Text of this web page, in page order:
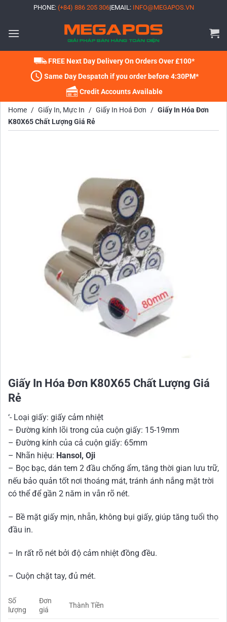
nội
PHONE: (+84) 886 205 306|EMAIL: INFO@MEGAPOS.VN
FREE Next Day Delivery On Orders Over £100*
Same Day Despatch if you order before 4:30PM*
Credit Accounts Available
Home / Giấy In, Mực In / Giấy In Hoá Đơn / Giấy In Hóa Đơn
K80X65 Chất Lượng Giá Rẻ
Giấy In Hóa Đơn K80X65 Chất Lượng Giá
Rẻ
‘- Loại giấy: giấy cảm nhiệt
– Đường kính lõi trong của cuộn giấy: 15-19mm
– Đường kính của cả cuộn giấy: 65mm
– Nhãn hiệu: Hansol, Oji
– Bọc bạc, dán tem 2 đầu chống ẩm, tăng thời gian lưu trữ,
nếu bảo quản tốt nơi thoáng mát, tránh ánh nắng mặt trời
có thể để gần 2 năm in vẫn rõ nét.
– Bề mặt giấy mịn, nhẵn, không bụi giấy, giúp tăng tuổi thọ
đầu in.
– In rất rõ nét bởi độ cảm nhiệt đồng đều.
– Cuộn chặt tay, đủ mét.
Số
lượng
Đơn
giá
Thành Tiền